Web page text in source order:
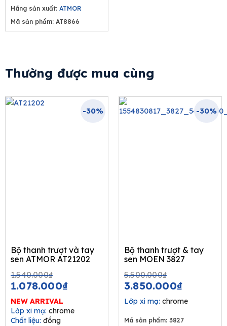
Hãng sản xuất: ATMOR
Mã sản phẩm: AT8866
Thường được mua cùng
-30%
Bộ thanh trượt và tay
sen ATMOR AT21202
1.540.000₫Original
price
was:
1.540.000₫.
1.078.000₫price
1.078.000₫.
NEW ARRIVAL
Lớp xi mạ: chrome
Chất liệu: đồng
-30%
Bộ thanh trượt & tay
sen MOEN 3827
5.500.000₫Original
price
was:
3.850.000₫price
Lớp xi mạ: chrome
Mã sản phẩm: 3827